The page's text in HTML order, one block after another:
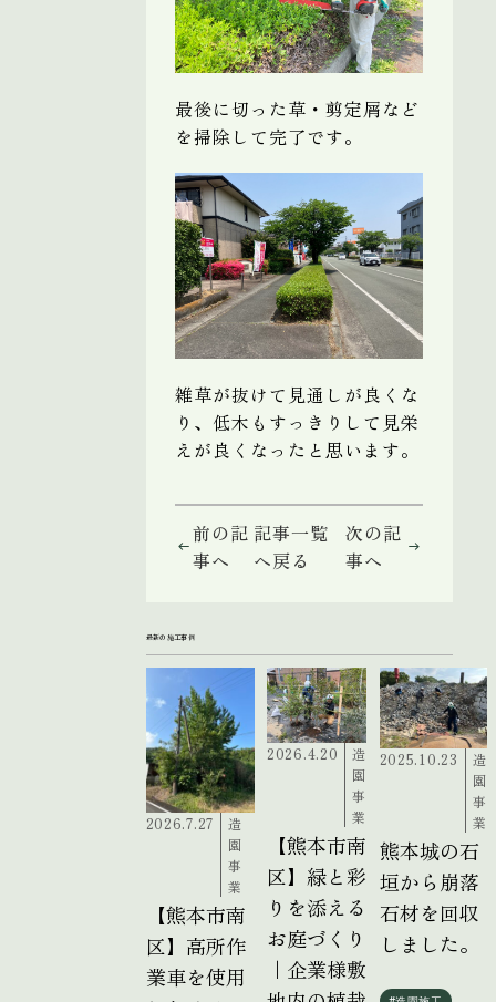
最後に切った草・剪定屑など
を掃除して完了です。
雑草が抜けて見通しが良くな
り、低木もすっきりして見栄
えが良くなったと思います。
前の記
事へ
記事一覧
へ戻る
次の記
事へ
最新の施工事例
2026.7.27
造
園
事
業
【熊本市南
区】高所作
業車を使用
2026.4.20
造
園
事
業
【熊本市南
区】緑と彩
りを添える
お庭づくり
｜企業様敷
2025.10.23
造
園
事
業
熊本城の石
垣から崩落
石材を回収
しました。